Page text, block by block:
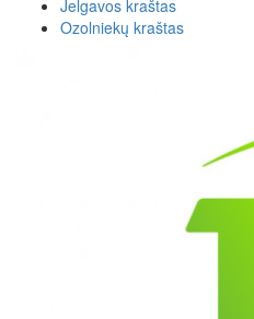
Jelgavos kraštas
Ozolniekų kraštas